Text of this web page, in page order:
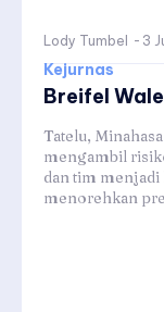
Lody Tumbel - 3
Kejurnas
Breifel
Tatelu,
mengambil
dan tim
menorehkan